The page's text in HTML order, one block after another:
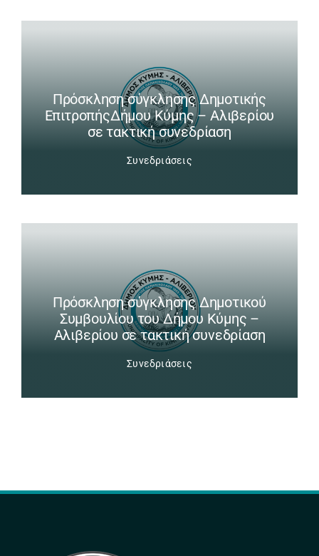
Πρόσκληση σύγκλησης Δημοτικής
ΕπιτροπήςΔήμου Κύμης – Αλιβερίου
σε τακτική συνεδρίαση
Συνεδριάσεις
Πρόσκληση σύγκλησης Δημοτικού
Συμβουλίου του Δήμου Κύμης –
Αλιβερίου σε τακτική συνεδρίαση
Συνεδριάσεις